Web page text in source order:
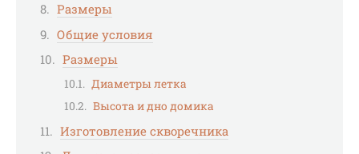
Размеры
Общие условия
Размеры
Диаметры летка
Высота и дно домика
Изготовление скворечника